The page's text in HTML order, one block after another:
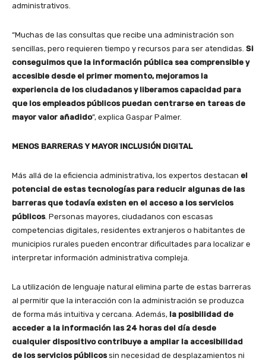
administrativos.
“Muchas de las consultas que recibe una administración son
sencillas, pero requieren tiempo y recursos para ser atendidas. Si
conseguimos que la información pública sea comprensible y
accesible desde el primer momento, mejoramos la
experiencia de los ciudadanos y liberamos capacidad para
que los empleados públicos puedan centrarse en tareas de
mayor valor añadido”, explica Gaspar Palmer.
MENOS BARRERAS Y MAYOR INCLUSIÓN DIGITAL
Más allá de la eficiencia administrativa, los expertos destacan el
potencial de estas tecnologías para reducir algunas de las
barreras que todavía existen en el acceso a los servicios
públicos. Personas mayores, ciudadanos con escasas
competencias digitales, residentes extranjeros o habitantes de
municipios rurales pueden encontrar dificultades para localizar e
interpretar información administrativa compleja.
La utilización de lenguaje natural elimina parte de estas barreras
al permitir que la interacción con la administración se produzca
de forma más intuitiva y cercana. Además, la posibilidad de
acceder a la información las 24 horas del día desde
cualquier dispositivo contribuye a ampliar la accesibilidad
de los servicios públicossin necesidad de desplazamientos ni